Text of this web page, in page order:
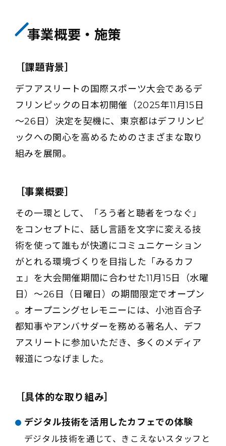
事業概要・施策
［課題背景］
デフアスリートの国際スポーツ大会であるデ
フリンピックの日本初開催（2025年11月15日
～26日）決定を契機に、東京都はデフリンピ
ックへの関心を高めるためのさまざまな取り
組みを展開。
［事業概要］
その一環として、「ろう者と聴者をつなぐ」
をコンセプトに、話し言語を文字に変える技
術を使って誰もが快適にコミュニケーション
がとれる環境づくりを目指した「みるカフ
ェ」を大会開催期間に合わせた11月15日（水曜
日）～26日（日曜日）の期間限定でオープン
。オープニングセレモニーには、小池百合子
都知事やアンバサダーを務める著名人、デフ
アスリートに参加いただき、多くのメディア
報道につなげました。
［具体的な取り組み］
デジタル技術を活用したカフェでの体験
デジタル技術を通じて、きこえないスタッフと